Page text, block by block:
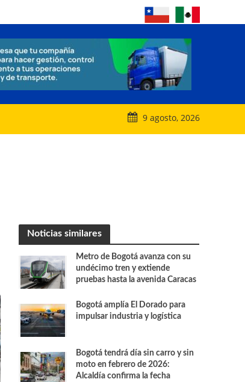
9 agosto, 2026
Noticias similares
Metro de Bogotá avanza con su
undécimo tren y extiende
pruebas hasta la avenida Caracas
Bogotá amplía El Dorado para
impulsar industria y logística
Bogotá tendrá día sin carro y sin
moto en febrero de 2026:
Alcaldía confirma la fecha